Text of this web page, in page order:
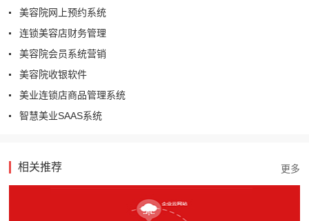
美容院网上预约系统
连锁美容店财务管理
美容院会员系统营销
美容院收银软件
美业连锁店商品管理系统
智慧美业SAAS系统
相关推荐